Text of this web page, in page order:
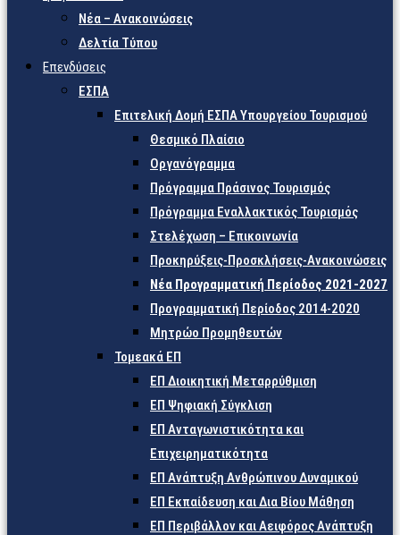
Νέα – Ανακοινώσεις
Δελτία Τύπου
Επενδύσεις
ΕΣΠΑ
Επιτελική Δομή ΕΣΠΑ Υπουργείου Τουρισμού
Θεσμικό Πλαίσιο
Οργανόγραμμα
Πρόγραμμα Πράσινος Τουρισμός
Πρόγραμμα Εναλλακτικός Τουρισμός
Στελέχωση – Επικοινωνία
Προκηρύξεις-Προσκλήσεις-Ανακοινώσεις
Νέα Προγραμματική Περίοδος 2021-2027
Προγραμματική Περίοδος 2014-2020
Μητρώο Προμηθευτών
Τομεακά ΕΠ
ΕΠ Διοικητική Μεταρρύθμιση
ΕΠ Ψηφιακή Σύγκλιση
ΕΠ Ανταγωνιστικότητα και
Επιχειρηματικότητα
ΕΠ Ανάπτυξη Ανθρώπινου Δυναμικού
ΕΠ Εκπαίδευση και Δια Βίου Μάθηση
ΕΠ Περιβάλλον και Αειφόρος Ανάπτυξη